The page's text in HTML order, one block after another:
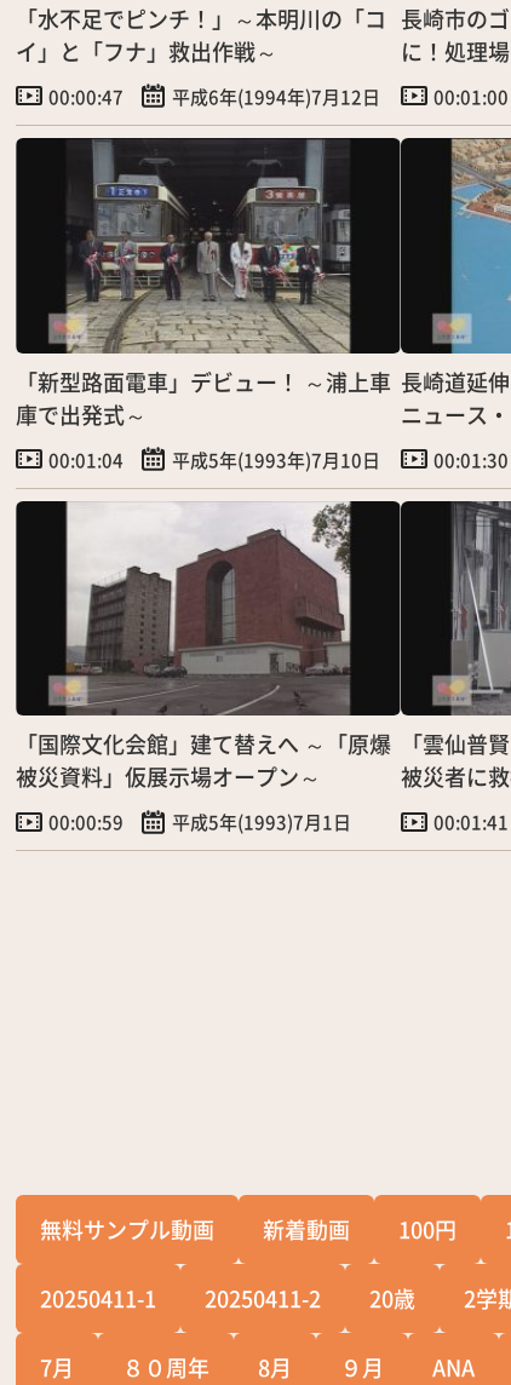
「水不足でピンチ！」～本明川の「コ
イ」と「フナ」救出作戦～
00:00:47 平成6年(1994年)7月12日
長崎市の
に！処理
は反発
00:01:00
「新型路面電車」デビュー！ ～浦上車
庫で出発式～
00:01:04 平成5年(1993年)7月10日
長崎道延
ニュース
～ 00:01:30
「国際文化会館」建て替えへ ～「原爆
被災資料」仮展示場オープン～
00:00:59 平成5年(1993)7月1日
「雲仙普
被災者に
00:01:41
無料サンプル動画 新着動画 100円
20250411-1 20250411-2 20歳 2学
7月 ８０周年 8月 ９月 ANA